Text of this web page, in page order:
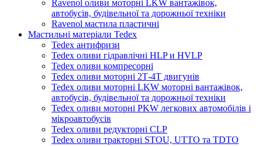
Ravenol оливи моторні LKW вантажівок,
автобусів, будівельної та дорожньої техніки
Ravenol мастила пластичні
Мастильні матеріали Tedex
Tedex антифризи
Tedex оливи гідравлічні HLP и HVLP
Tedex оливи компресорні
Tedex оливи моторні 2Т-4Т двигунів
Tedex оливи моторні LKW моторні вантажівок,
автобусів, будівельної та дорожньої техніки
Tedex оливи моторні PKW легкових автомобілів і
мікроавтобусів
Tedex оливи редукторні CLP
Tedex оливи тракторні STOU, UTTO та TDTO